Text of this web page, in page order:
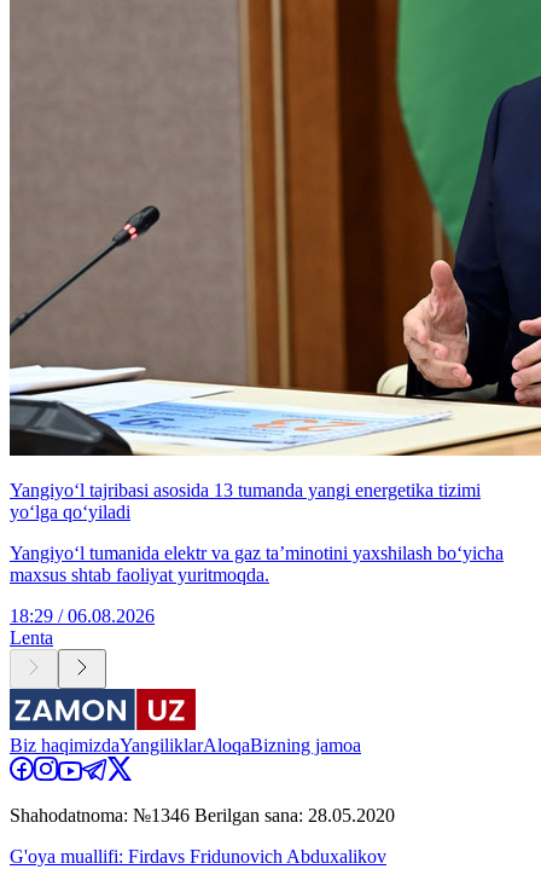
Yangiyo‘l tajribasi asosida 13 tumanda yangi energetika tizimi
yo‘lga qo‘yiladi
Yangiyo‘l tumanida elektr va gaz ta’minotini yaxshilash bo‘yicha
maxsus shtab faoliyat yuritmoqda.
18:29 / 06.08.2026
Lenta
Biz haqimizdaYangiliklarAloqaBizning jamoa
Shahodatnoma: №1346 Berilgan sana: 28.05.2020
G'oya muallifi: Firdavs Fridunovich Abduxalikov